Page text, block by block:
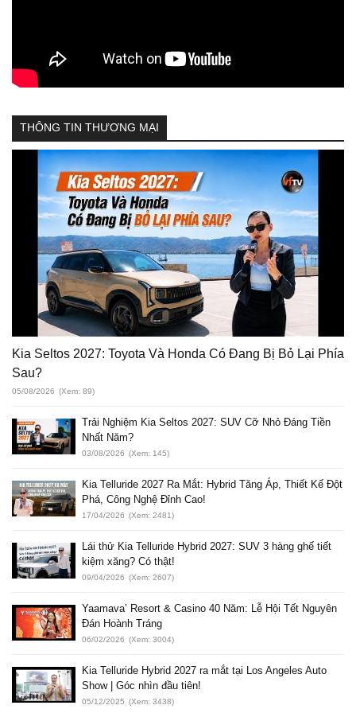
THÔNG TIN THƯƠNG MẠI
Kia Seltos 2027: Toyota Và Honda Có Đang Bị Bỏ Lại Phía
Sau?
05/08/2026 (Xem: 89)
Trải Nghiệm Kia Seltos 2027: SUV Cỡ Nhỏ Đáng Tiền
Nhất Năm?
03/08/2026 (Xem: 145)
Kia Telluride 2027 Ra Mắt: Hybrid Tăng Áp, Thiết Kế Đột
Phá, Công Nghệ Đỉnh Cao!
17/04/2026 (Xem: 2481)
Lái thử Kia Telluride Hybrid 2027: SUV 3 hàng ghế tiết
kiệm xăng? Có thật!
09/04/2026 (Xem: 2607)
Yaamava’ Resort & Casino 40 Năm: Lễ Hội Tết Nguyên
Đán Hoành Tráng
06/02/2026 (Xem: 3004)
Kia Telluride Hybrid 2027 ra mắt tại Los Angeles Auto
Show | Góc nhìn đầu tiên!
05/12/2025 (Xem: 3438)